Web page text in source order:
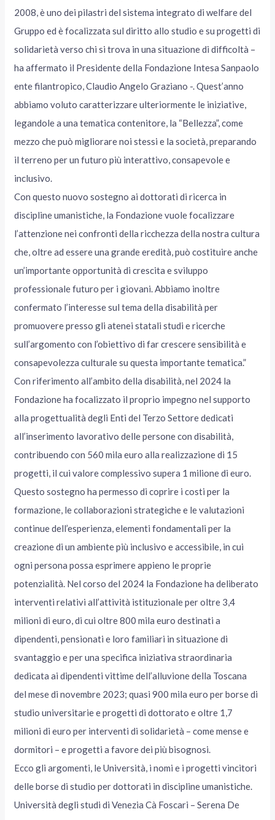
2008, è uno dei pilastri del sistema integrato di welfare del
Gruppo ed è focalizzata sul diritto allo studio e su progetti di
solidarietà verso chi si trova in una situazione di difficoltà –
ha affermato il Presidente della Fondazione Intesa Sanpaolo
ente filantropico, Claudio Angelo Graziano -. Quest’anno
abbiamo voluto caratterizzare ulteriormente le iniziative,
legandole a una tematica contenitore, la “Bellezza”, come
mezzo che può migliorare noi stessi e la società, preparando
il terreno per un futuro più interattivo, consapevole e
inclusivo.
Con questo nuovo sostegno ai dottorati di ricerca in
discipline umanistiche, la Fondazione vuole focalizzare
l’attenzione nei confronti della ricchezza della nostra cultura
che, oltre ad essere una grande eredità, può costituire anche
un’importante opportunità di crescita e sviluppo
professionale futuro per i giovani. Abbiamo inoltre
confermato l’interesse sul tema della disabilità per
promuovere presso gli atenei statali studi e ricerche
sull’argomento con l’obiettivo di far crescere sensibilità e
consapevolezza culturale su questa importante tematica.”
Con riferimento all’ambito della disabilità, nel 2024 la
Fondazione ha focalizzato il proprio impegno nel supporto
alla progettualità degli Enti del Terzo Settore dedicati
all’inserimento lavorativo delle persone con disabilità,
contribuendo con 560 mila euro alla realizzazione di 15
progetti, il cui valore complessivo supera 1 milione di euro.
Questo sostegno ha permesso di coprire i costi per la
formazione, le collaborazioni strategiche e le valutazioni
continue dell’esperienza, elementi fondamentali per la
creazione di un ambiente più inclusivo e accessibile, in cui
ogni persona possa esprimere appieno le proprie
potenzialità. Nel corso del 2024 la Fondazione ha deliberato
interventi relativi all’attività istituzionale per oltre 3,4
milioni di euro, di cui oltre 800 mila euro destinati a
dipendenti, pensionati e loro familiari in situazione di
svantaggio e per una specifica iniziativa straordinaria
dedicata ai dipendenti vittime dell’alluvione della Toscana
del mese di novembre 2023; quasi 900 mila euro per borse di
studio universitarie e progetti di dottorato e oltre 1,7
milioni di euro per interventi di solidarietà – come mense e
dormitori – e progetti a favore dei più bisognosi.
Ecco gli argomenti, le Università, i nomi e i progetti vincitori
delle borse di studio per dottorati in discipline umanistiche.
Università degli studi di Venezia Cà Foscari – Serena De